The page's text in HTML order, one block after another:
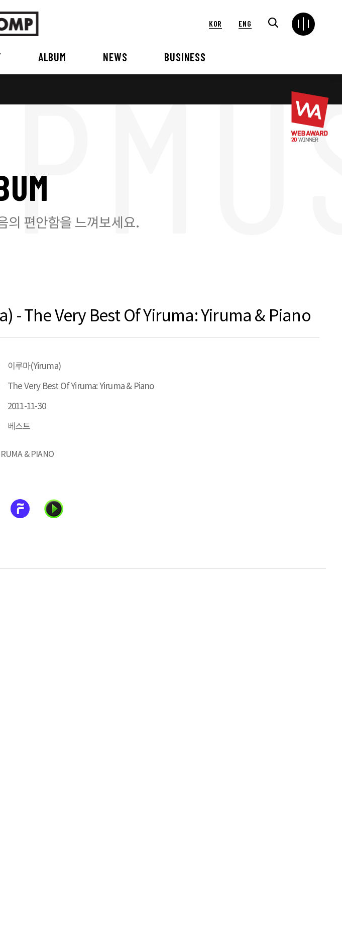
KOR ENG
ALBUM
2015 이전
NEWS BUSINESS
UM
의 편안함을 느껴보세요.
- The Very Best Of Yiruma: Yiruma & Piano
이루마(Yiruma)
The Very Best Of Yiruma: Yiruma & Piano
2011-11-30
베스트
& PIANO